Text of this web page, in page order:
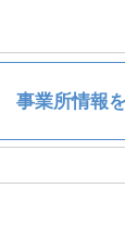
事業所情報